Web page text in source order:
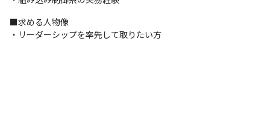
■求める人物像
・リーダーシップを率先して取りたい方